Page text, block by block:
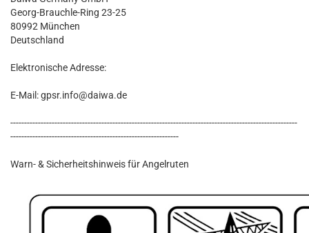
Georg-Brauchle-Ring 23-25
80992 München
Deutschland
Elektronische Adresse:
E-Mail: gpsr.info@daiwa.de
--------------------------------------------------------------------------------------------------------
-------------------------------------------------------------
Warn- & Sicherheitshinweis für Angelruten